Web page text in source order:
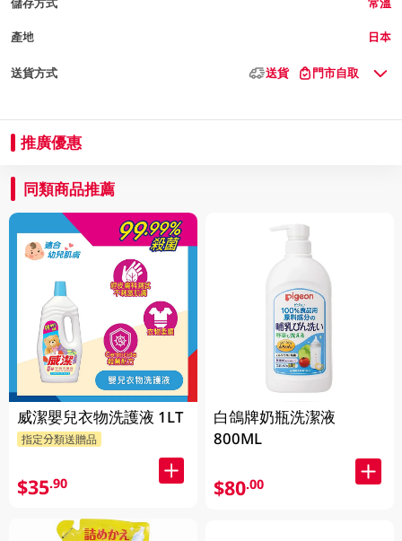
產地 日本
送貨方式 送貨 門市自取
推廣優惠
同類商品推薦
威潔嬰兒衣物洗護液 1LT
指定分類送贈品
$35.90
白鴿牌奶瓶洗潔液
800ML
$80.00